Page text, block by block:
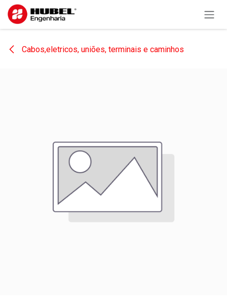
Pular para o conteúdo
Cabos,eletricos, uniões, terminais e caminhos